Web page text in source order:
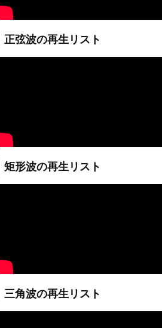
正弦波の再生リスト
矩形波の再生リスト
三角波の再生リスト